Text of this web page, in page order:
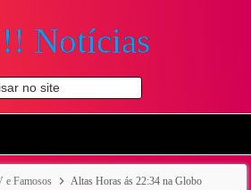
Notícias
no site
e Famosos Altas Horas ás 22:34 na Globo